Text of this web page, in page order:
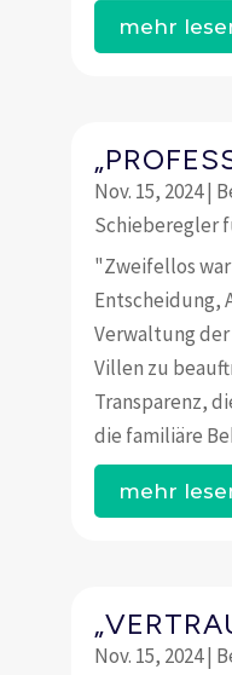
mehr
Nov. 15, 2024|
Schieberegler
"Zweifellos
Entscheidung,
Verwaltung
Villen zu
Transparenz,
die familiäre
mehr
Nov. 15, 2024|